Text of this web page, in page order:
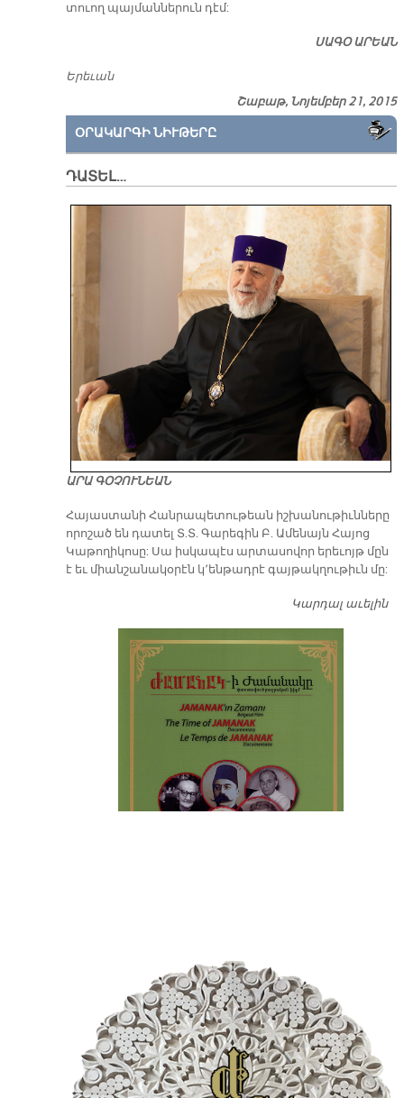
տուող պայ­ման­նե­րուն դէմ:
ՍԱԳՕ ԱՐԵԱՆ
Ե­րե­ւան
Շաբաթ, Նոյեմբեր 21, 2015
ՕՐԱԿԱՐԳԻ ՆԻՒԹԵՐԸ
ԴԱՏԵԼ…
ԱՐԱ ԳՕՉՈՒՆԵԱՆ
​Հայաստանի Հանրապետութեան իշխանութիւնները
որոշած են դատել Տ.Տ. Գարեգին Բ. Ամենայն Հայոց
Կաթողիկոսը: Սա իսկապէս արտասովոր երեւոյթ մըն
է եւ միանշանակօրէն կ՚ենթադրէ գայթակղութիւն մը:
Կարդալ աւելին